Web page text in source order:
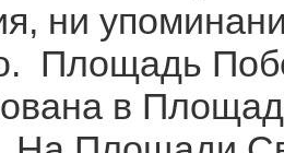
ни
Площадь
в